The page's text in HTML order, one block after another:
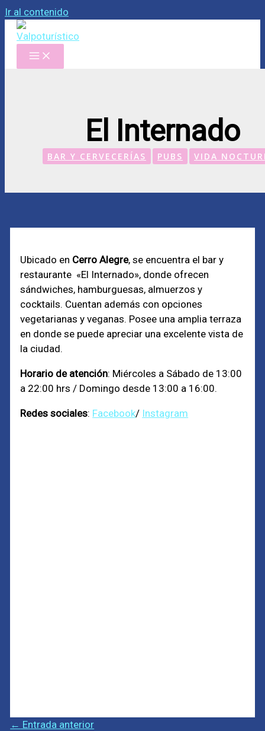
Ir al contenido
El Internado
BAR Y CERVECERÍAS PUBS VIDA
Ubicado en Cerro Alegre, se encuentra el bar y
restaurante «El Internado», donde ofrecen
sándwiches, hamburguesas, almuerzos y
cocktails. Cuentan además con opciones
vegetarianas y veganas. Posee una amplia terraza
en donde se puede apreciar una excelente vista de
la ciudad.
Horario de atención: Miércoles a Sábado de 13:00
a 22:00 hrs / Domingo desde 13:00 a 16:00.
Redes sociales: Facebook/ Instagram
← Entrada anterior